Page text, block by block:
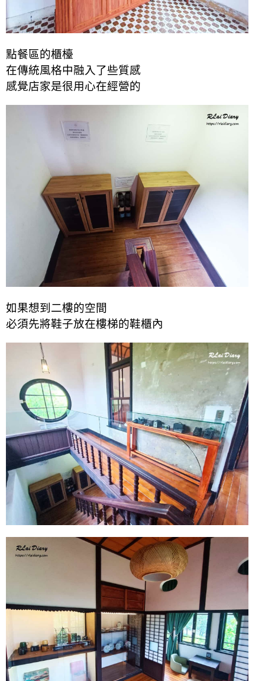
點餐區的櫃檯
在傳統風格中融入了些質感
感覺店家是很用心在經營的
如果想到二樓的空間
必須先將鞋子放在樓梯的鞋櫃內